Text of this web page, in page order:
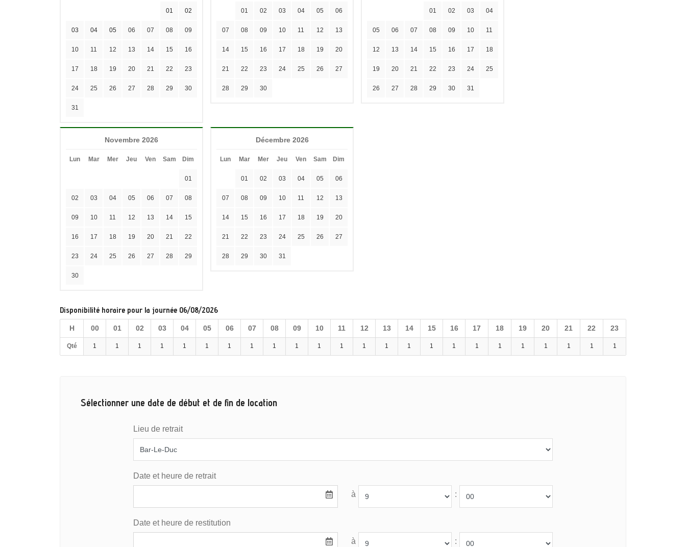
01 02
03 04 05 06 07 08 09
10 11 12 13 14 15 16
17 18 19 20 21 22 23
24 25 26 27 28 29 30
31
01 02 03 04 05 06
07 08 09 10 11 12 13
14 15 16 17 18 19 20
21 22 23 24 25 26 27
28 29 30
01 02 03 04
05 06 07 08 09 10 11
12 13 14 15 16 17 18
19 20 21 22 23 24 25
26 27 28 29 30 31
Novembre 2026
Lun Mar Mer Jeu Ven Sam Dim
01
02 03 04 05 06 07 08
09 10 11 12 13 14 15
16 17 18 19 20 21 22
23 24 25 26 27 28 29
30
Décembre 2026
Lun Mar Mer Jeu Ven Sam Dim
01 02 03 04 05 06
07 08 09 10 11 12 13
14 15 16 17 18 19 20
21 22 23 24 25 26 27
28 29 30 31
Disponibilité horaire pour la journée 06/08/2026
H 00 01 02 03 04 05 06 07 08 09 10 11 12 13 14 15 16 17 18 19 20 21 22 23
Qté 1 1 1 1 1 1 1 1 1 1 1 1 1 1 1 1 1 1 1 1 1 1 1 1
Sélectionner une date de début et de fin de location
Lieu de retrait
Date et heure de retrait
à :
Date et heure de restitution
à :